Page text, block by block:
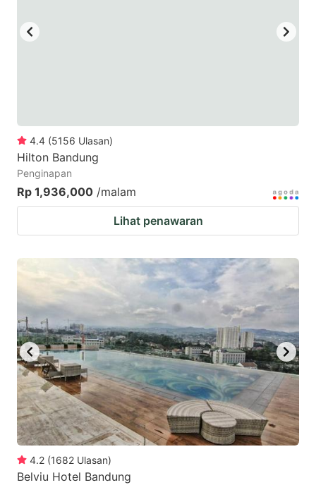
4.4 (5156 Ulasan)
Hilton Bandung
Penginapan
Rp 1,936,000 /malam
Lihat penawaran
4.2 (1682 Ulasan)
Belviu Hotel Bandung